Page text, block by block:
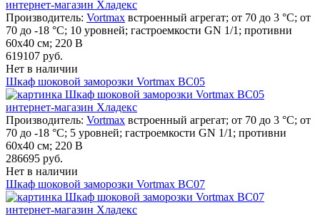
Производитель: Vortmax встроенный агрегат; от 70 до 3 °С; от
70 до -18 °С; 10 уровней; гастроемкости GN 1/1; противни
60х40 см; 220 В
619107 руб.
Нет в наличии
Шкаф шоковой заморозки Vortmax BC05
Производитель: Vortmax встроенный агрегат; от 70 до 3 °С; от
70 до -18 °С; 5 уровней; гастроемкости GN 1/1; противни
60х40 см; 220 В
286695 руб.
Нет в наличии
Шкаф шоковой заморозки Vortmax BC07